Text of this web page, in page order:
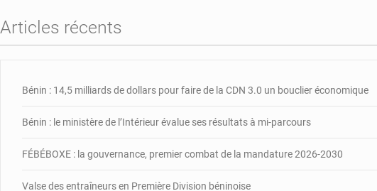
Articles récents
Bénin : 14,5 milliards de dollars pour faire de la CDN 3.0 un bouclier économique
Bénin : le ministère de l’Intérieur évalue ses résultats à mi-parcours
FÉBÉBOXE : la gouvernance, premier combat de la mandature 2026-2030
Valse des entraîneurs en Première Division béninoise